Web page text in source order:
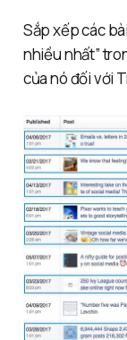
Sắp xếp các
nhiều nhất”
của nó đối với